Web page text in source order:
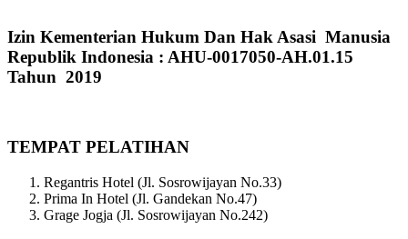
Izin Kementerian Hukum Dan Hak Asasi Manusia
Republik Indonesia : AHU-0017050-AH.01.15
Tahun 2019
TEMPAT PELATIHAN
Regantris Hotel (Jl. Sosrowijayan No.33)
Prima In Hotel (Jl. Gandekan No.47)
Grage Jogja (Jl. Sosrowijayan No.242)